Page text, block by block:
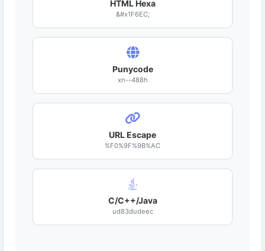
HTML Hexa
&#x1F6EC;
Punycode
xn--488h
URL Escape
%F0%9F%9B%AC
C/C++/Java
ud83dudeec